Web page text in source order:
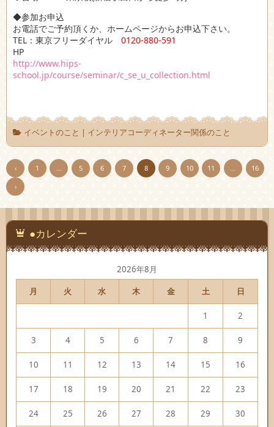
◆参加お申込
お電話でご予約頂くか、ホームページからお申込下さい。
TEL：東京フリーダイヤル 0120-880-591
HP
http://www.hips-
school.jp/course/seminar/c_se_u_collection.html
イベントのこと | インテリアコーディネーター関係のこと
‹ 1 5 6 7 8 9 10 11
16
›
●カレンダー
2026年8月
月
火 水 木 金 土 日
1 2
3 4 5 6 7 8 9
10 11 12 13 14 15 16
17 18 19 20 21 22 23
24 25 26 27 28 29 30